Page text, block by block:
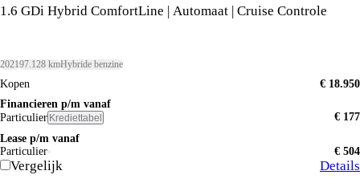
1.6 GDi Hybrid ComfortLine | Automaat | Cruise Controle
202197.128 kmHybride benzine
Kopen
€ 18.950
Financieren p/m vanaf
Particulier Krediettabel
€ 177
Lease p/m vanaf
Particulier
€ 504
Vergelijk Details